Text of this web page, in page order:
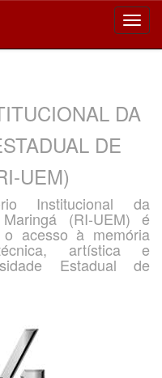
DA
DE
UEM)
Institucional da
(RI-UEM) é
acesso à memória
artística e
Estadual de